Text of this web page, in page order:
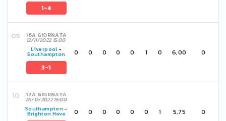
1-4
16A GIORNATA
12/11/2022 15:00
Liverpool -
Southampton
3-1
0 0 0 0 0 1 0 6,00 0
17A GIORNATA
26/12/2022 15:00
Southampton-
Brighton Hove 0 0 0 0 0 0 1 5,75 0